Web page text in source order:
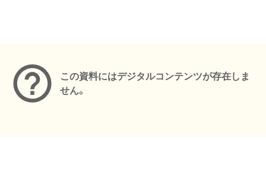
この資料にはデジタルコンテンツが存在しま
せん。